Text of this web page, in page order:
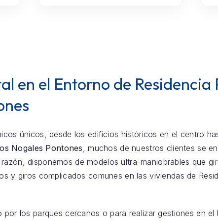
en el Entorno de Residencia
únicos, desde los edificios históricos en el centro
Nogales Pontones , muchos de nuestros clientes se
disponemos de modelos ultra-maniobrables que
y giros complicados comunes en las viviendas de
los parques cercanos o para realizar gestiones en el